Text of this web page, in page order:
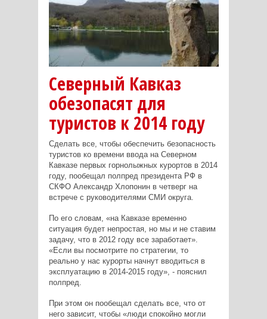
Северный Кавказ
обезопасят для
туристов к 2014 году
Сделать все, чтобы обеспечить безопасность
туристов ко времени ввода на Северном
Кавказе первых горнолыжных курортов в 2014
году, пообещал полпред президента РФ в
СКФО Александр Хлопонин в четверг на
встрече с руководителями СМИ округа.
По его словам, «на Кавказе временно
ситуация будет непростая, но мы и не ставим
задачу, что в 2012 году все заработает».
«Если вы посмотрите по стратегии, то
реально у нас курорты начнут вводиться в
эксплуатацию в 2014-2015 году», - пояснил
полпред.
При этом он пообещал сделать все, что от
него зависит, чтобы «люди спокойно могли